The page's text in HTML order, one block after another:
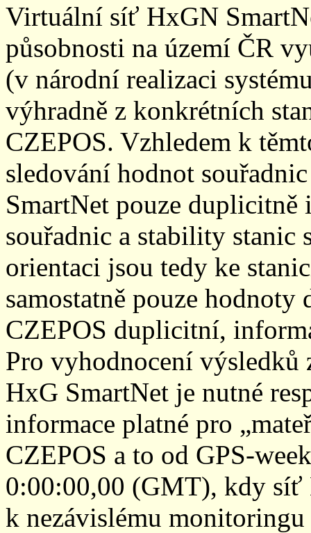
Virtuální síť HxGN
působnosti na území ČR
(v národní realizaci
výhradně z konkrétních
CZEPOS. Vzhledem k
sledování hodnot
SmartNet pouze
souřadnic a stability stanic
orientaci jsou tedy ke
samostatně pouze
CZEPOS duplicitní,
Pro vyhodnocení
HxG SmartNet je nutné
informace platné pro
CZEPOS a to od GPS-
0:00:00,00 (GMT), kdy síť
k nezávislému